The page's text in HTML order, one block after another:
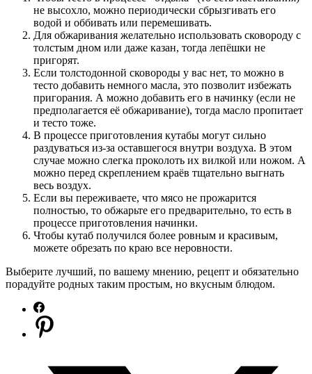
не высохло, можно периодически сбрызгивать его
водой и оббивать или перемешивать.
Для обжаривания желательно использовать сковороду с
толстым дном или даже казан, тогда лепёшки не
пригорят.
Если толстодонной сковороды у вас нет, то можно в
тесто добавить немного масла, это позволит избежать
пригорания. А можно добавить его в начинку (если не
предполагается её обжаривание), тогда масло пропитает
и тесто тоже.
В процессе приготовления кутабы могут сильно
раздуваться из-за оставшегося внутри воздуха. В этом
случае можно слегка проколоть их вилкой или ножом. А
можно перед скреплением краёв тщательно выгнать
весь воздух.
Если вы переживаете, что мясо не прожарится
полностью, то обжарьте его предварительно, то есть в
процессе приготовления начинки.
Чтобы кутаб получился более ровным и красивым,
можете обрезать по краю все неровности.
Выберите лучший, по вашему мнению, рецепт и обязательно
порадуйте родных таким простым, но вкусным блюдом.